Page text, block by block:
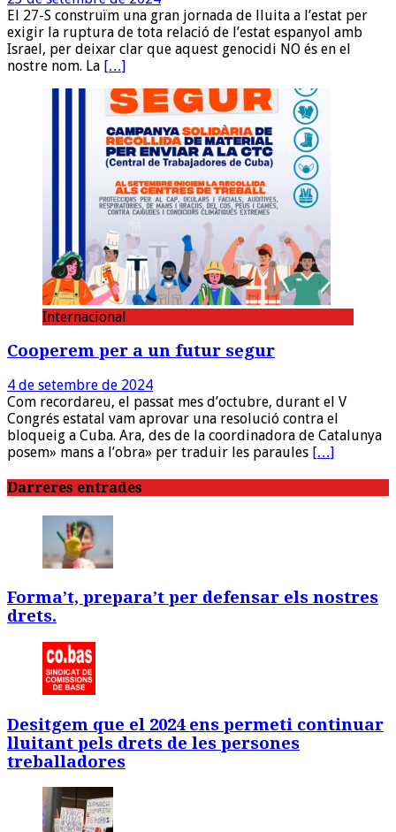
El 27-S construïm una gran jornada de lluita a l’estat per
exigir la ruptura de tota relació de l’estat espanyol amb
Israel, per deixar clar que aquest genocidi NO és en el
nostre nom. La […]
Internacional
Cooperem per a un futur segur
4 de setembre de 2024
Com recordareu, el passat mes d’octubre, durant el V
Congrés estatal vam aprovar una resolució contra el
bloqueig a Cuba. Ara, des de la coordinadora de Catalunya
posem» mans a l’obra» per traduir les paraules […]
Darreres entrades
Forma’t, prepara’t per defensar els nostres
drets.
Desitgem que el 2024 ens permeti continuar
lluitant pels drets de les persones
treballadores